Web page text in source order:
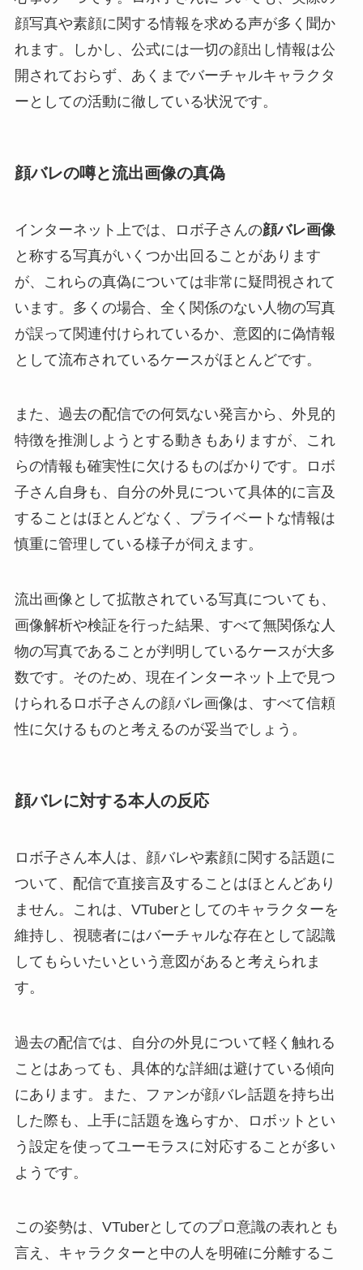
顔写真や素顔に関する情報を求める声が多く聞か
れます。しかし、公式には一切の顔出し情報は公
開されておらず、あくまでバーチャルキャラクタ
ーとしての活動に徹している状況です。
顔バレの噂と流出画像の真偽
インターネット上では、ロボ子さんの顔バレ画像
と称する写真がいくつか出回ることがあります
が、これらの真偽については非常に疑問視されて
います。多くの場合、全く関係のない人物の写真
が誤って関連付けられているか、意図的に偽情報
として流布されているケースがほとんどです。
また、過去の配信での何気ない発言から、外見的
特徴を推測しようとする動きもありますが、これ
らの情報も確実性に欠けるものばかりです。ロボ
子さん自身も、自分の外見について具体的に言及
することはほとんどなく、プライベートな情報は
慎重に管理している様子が伺えます。
流出画像として拡散されている写真についても、
画像解析や検証を行った結果、すべて無関係な人
物の写真であることが判明しているケースが大多
数です。そのため、現在インターネット上で見つ
けられるロボ子さんの顔バレ画像は、すべて信頼
性に欠けるものと考えるのが妥当でしょう。
顔バレに対する本人の反応
ロボ子さん本人は、顔バレや素顔に関する話題に
ついて、配信で直接言及することはほとんどあり
ません。これは、VTuberとしてのキャラクターを
維持し、視聴者にはバーチャルな存在として認識
してもらいたいという意図があると考えられま
す。
過去の配信では、自分の外見について軽く触れる
ことはあっても、具体的な詳細は避けている傾向
にあります。また、ファンが顔バレ話題を持ち出
した際も、上手に話題を逸らすか、ロボットとい
う設定を使ってユーモラスに対応することが多い
ようです。
この姿勢は、VTuberとしてのプロ意識の表れとも
言え、キャラクターと中の人を明確に分離するこ